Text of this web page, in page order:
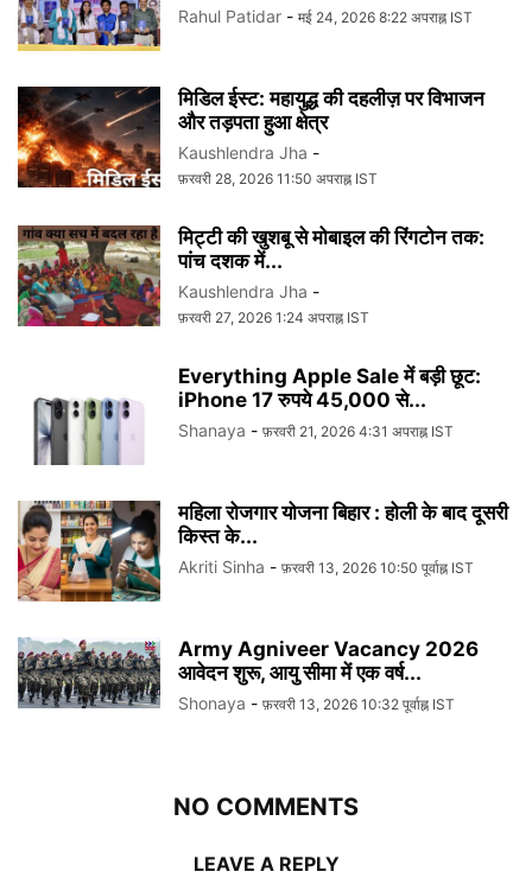
Rahul Patidar - मई 24, 2026 8:22 अपराह्न IST
मिडिल ईस्ट: महायुद्ध की दहलीज़ पर विभाजन
और तड़पता हुआ क्षेत्र
Kaushlendra Jha -
फ़रवरी 28, 2026 11:50 अपराह्न IST
मिट्टी की खुशबू से मोबाइल की रिंगटोन तक:
पांच दशक में...
Kaushlendra Jha -
फ़रवरी 27, 2026 1:24 अपराह्न IST
Everything Apple Sale में बड़ी छूट:
iPhone 17 रुपये 45,000 से...
Shanaya - फ़रवरी 21, 2026 4:31 अपराह्न IST
महिला रोजगार योजना बिहार : होली के बाद दूसरी
किस्त के...
Akriti Sinha - फ़रवरी 13, 2026 10:50 पूर्वाह्न IST
Army Agniveer Vacancy 2026
आवेदन शुरू, आयु सीमा में एक वर्ष...
Shonaya - फ़रवरी 13, 2026 10:32 पूर्वाह्न IST
NO COMMENTS
LEAVE A REPLY